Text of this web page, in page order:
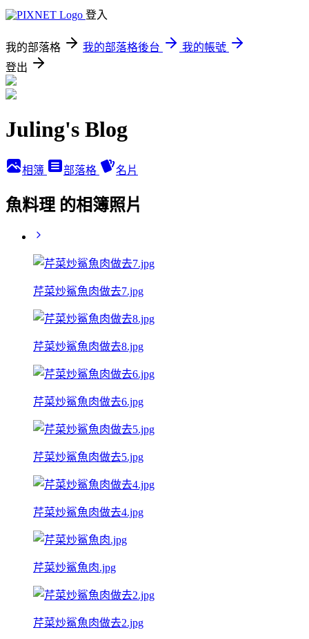
登入
我的部落格 我的部落格後台
我的帳號
登出
Juling's Blog
相簿 部落格 名片
魚料理 的相簿照片
芹菜炒鯊魚肉做去7.jpg
芹菜炒鯊魚肉做去8.jpg
芹菜炒鯊魚肉做去6.jpg
芹菜炒鯊魚肉做去5.jpg
芹菜炒鯊魚肉做去4.jpg
芹菜炒鯊魚肉.jpg
芹菜炒鯊魚肉做去2.jpg